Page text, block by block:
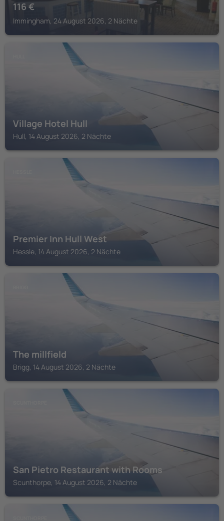
116 €
Immingham, 24 August 2026, 2 Nächte
Village Hotel Hull
Hull, 14 August 2026, 2 Nächte
Premier Inn Hull West
Hessle, 14 August 2026, 2 Nächte
The millfield
Brigg, 14 August 2026, 2 Nächte
San Pietro Restaurant with Rooms
Scunthorpe, 14 August 2026, 2 Nächte